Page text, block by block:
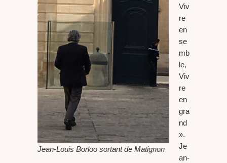
Jean-Louis Borloo sortant de Matignon
Viv
re
en
se
mb
le,
Viv
re
en
gra
nd
».
Je
an-